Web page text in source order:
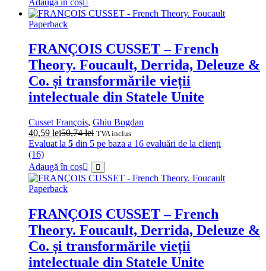
Paperback
FRANÇOIS CUSSET – French
Theory. Foucault, Derrida, Deleuze &
Co. și transformările vieții
intelectuale din Statele Unite
Cusset François, Ghiu Bogdan
40,59 lei50,74lei TVA inclus
Evaluat la 5 din 5 pe baza a 16 evaluări de la clienți
(16)
Adaugă în coș
Paperback
FRANÇOIS CUSSET – French
Theory. Foucault, Derrida, Deleuze &
Co. și transformările vieții
intelectuale din Statele Unite